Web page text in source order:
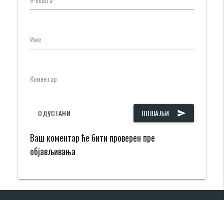
Име
Коментар
ПОШАЉИ send
ОДУСТАНИ
Ваш коментар ће бити проверен пре
објављивања